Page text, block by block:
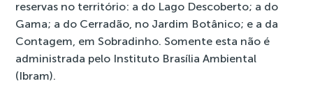
reservas no território: a do Lago Descoberto; a do
Gama; a do Cerradão, no Jardim Botânico; e a da
Contagem, em Sobradinho. Somente esta não é
administrada pelo Instituto Brasília Ambiental
(Ibram).